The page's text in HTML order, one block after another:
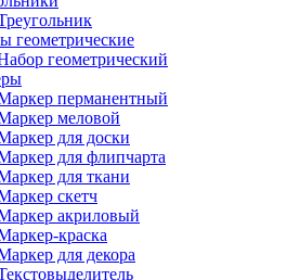
геометрические
геометрический
перманентный
меловой
для доски
для флипчарта
для ткани
скетч
акриловый
краска
для декора